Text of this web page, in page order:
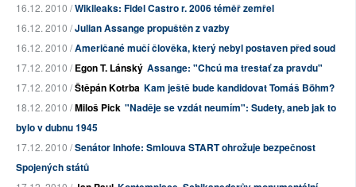
16.12. 2010 /Wikileaks: Fidel Castro r. 2006 téměř zemřel
16.12. 2010 /Julian Assange propuštěn z vazby
16.12. 2010 /Američané mučí člověka, který nebyl postaven před soud
17.12. 2010 /Egon T. Lánský Assange: "Chcú ma trestať za pravdu"
17.12. 2010 /Štěpán Kotrba Kam ještě bude kandidovat Tomáš Böhm?
18.12. 2010 /Miloš Pick "Naděje se vzdát neumím": Sudety, aneb jak to
bylo v dubnu 1945
17.12. 2010 /Senátor Inhofe: Smlouva START ohrožuje bezpečnost
Spojených států